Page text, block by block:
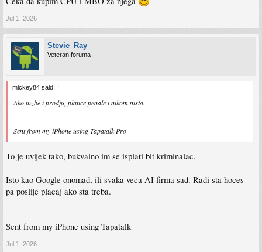
Jul 1, 2026
Stevie_Ray
Veteran foruma
mickey84 said: ↑
Ako tuzbe i prodju, platice penale i nikom nista.
Sent from my iPhone using Tapatalk Pro
To je uvijek tako, bukvalno im se isplati bit kriminalac.
Isto kao Google onomad, ili svaka veca AI firma sad. Radi sta hoces
pa poslije placaj ako sta treba.
Sent from my iPhone using Tapatalk
Jul 1, 2026